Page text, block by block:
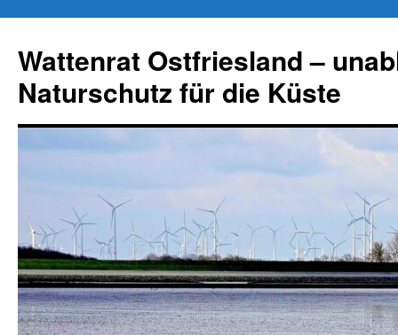
springen
Wattenrat Ostfriesland –
Naturschutz für die Küste